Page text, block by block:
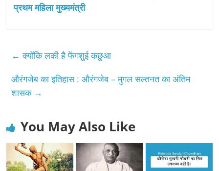
प्रथम महिला मुख्यमंत्री
← क्योंकि लकी है फेंगशुई कछुआ
औरंगजेब का इतिहास : औरंगजेब – मुगल सल्तनत का अंतिम
शासक →
You May Also Like